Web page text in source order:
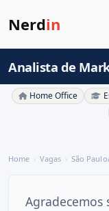
Nerdin
Analista de
Home Office
Home Vagas São
Agradecemos